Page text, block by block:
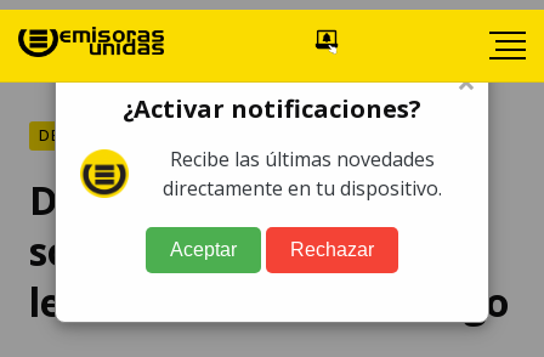
DEPORTES
Directivos del COG
solicitaron nuevamente
levantar orden de arraigo
×
¿Activar notificaciones?
Recibe las últimas novedades
directamente en tu dispositivo.
Aceptar Rechazar